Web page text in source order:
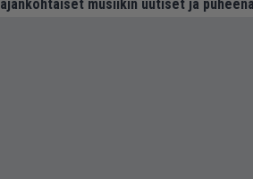
ajankohtaiset musiikin uutiset ja